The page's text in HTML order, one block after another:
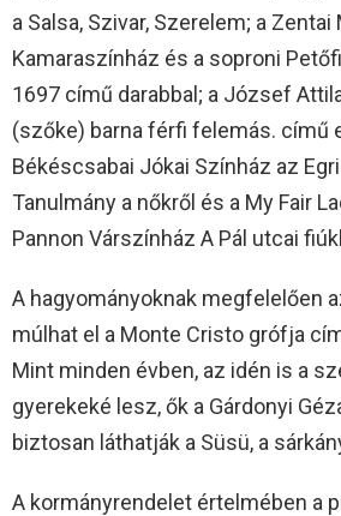
a Salsa, Szivar, Szerelem; a Zentai
Kamaraszínház és a soproni
1697 című darabbal; a József
(szőke) barna férfi felemás. című
Békéscsabai Jókai Színház az
Tanulmány a nőkről és a My Fair
Pannon Várszínház A Pál utcai
A hagyományoknak megfelelően
múlhat el a Monte Cristo grófja
Mint minden évben, az idén is a
gyerekeké lesz, ők a Gárdonyi
biztosan láthatják a Süsü, a
A kormányrendelet értelmében a